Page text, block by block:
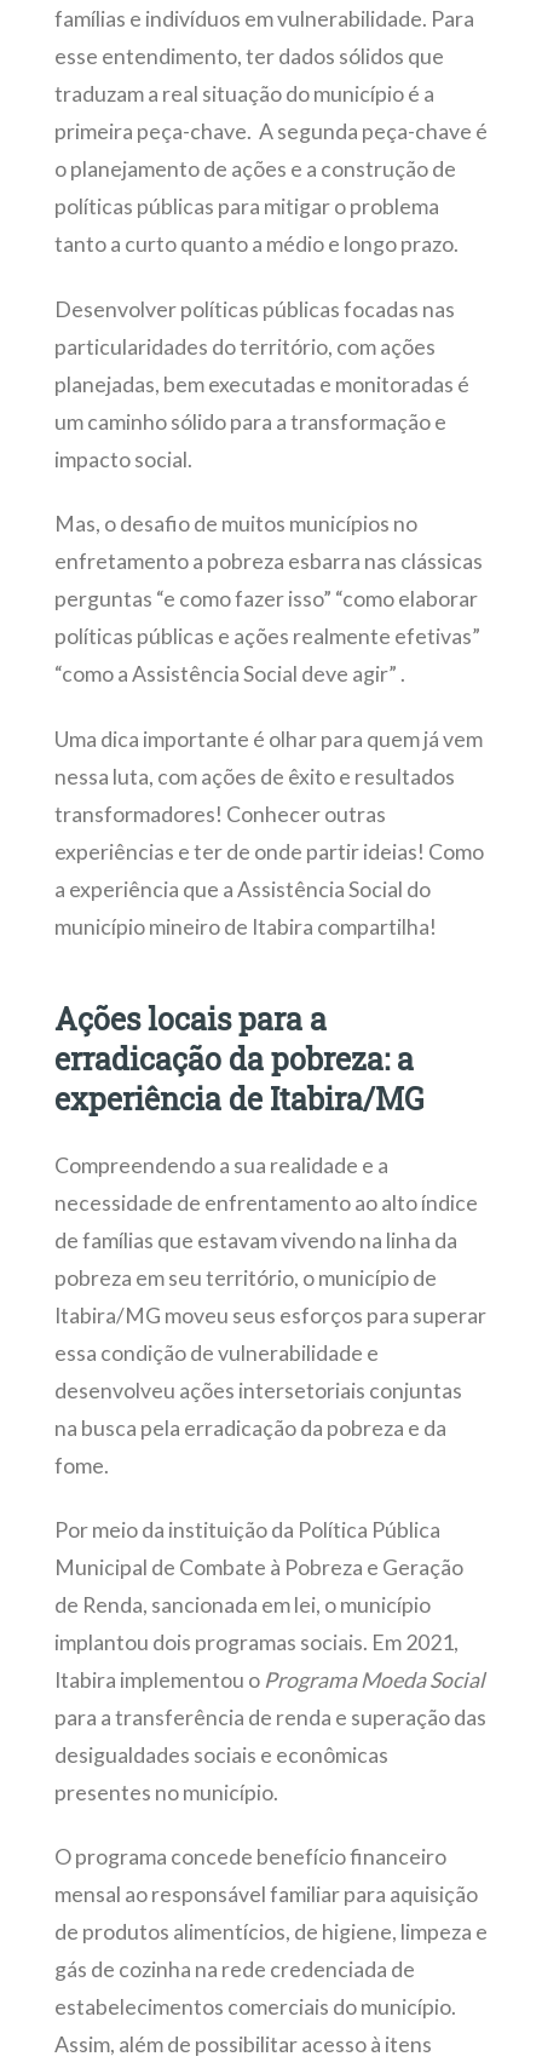
famílias e indivíduos em vulnerabilidade. Para
esse entendimento, ter dados sólidos que
traduzam a real situação do município é a
primeira peça-chave. A segunda peça-chave é
o planejamento de ações e a construção de
políticas públicas para mitigar o problema
tanto a curto quanto a médio e longo prazo.
Desenvolver políticas públicas focadas nas
particularidades do território, com ações
planejadas, bem executadas e monitoradas é
um caminho sólido para a transformação e
impacto social.
Mas, o desafio de muitos municípios no
enfretamento a pobreza esbarra nas clássicas
perguntas “e como fazer isso” “como elaborar
políticas públicas e ações realmente efetivas”
“como a Assistência Social deve agir” .
Uma dica importante é olhar para quem já vem
nessa luta, com ações de êxito e resultados
transformadores! Conhecer outras
experiências e ter de onde partir ideias! Como
a experiência que a Assistência Social do
município mineiro de Itabira compartilha!
Ações locais para a
erradicação da pobreza: a
experiência de Itabira/MG
Compreendendo a sua realidade e a
necessidade de enfrentamento ao alto índice
de famílias que estavam vivendo na linha da
pobreza em seu território, o município de
Itabira/MG moveu seus esforços para superar
essa condição de vulnerabilidade e
desenvolveu ações intersetoriais conjuntas
na busca pela erradicação da pobreza e da
fome.
Por meio da instituição da Política Pública
Municipal de Combate à Pobreza e Geração
de Renda, sancionada em lei, o município
implantou dois programas sociais. Em 2021,
Itabira implementou o Programa Moeda Social
para a transferência de renda e superação das
desigualdades sociais e econômicas
presentes no município.
O programa concede benefício financeiro
mensal ao responsável familiar para aquisição
de produtos alimentícios, de higiene, limpeza e
gás de cozinha na rede credenciada de
estabelecimentos comerciais do município.
Assim, além de possibilitar acesso à itens